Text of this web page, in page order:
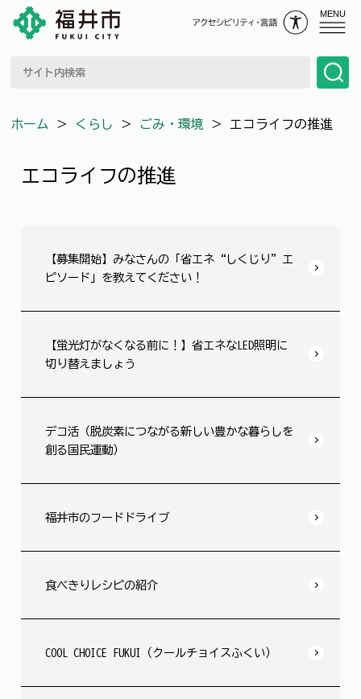
MENU
ホーム ＞ くらし ＞ ごみ・環境 ＞ エコライフの推進
エコライフの推進
【募集開始】みなさんの「省エネ“しくじり”エ
ピソード」を教えてください！
【蛍光灯がなくなる前に！】省エネなLED照明に
切り替えましょう
デコ活（脱炭素につながる新しい豊かな暮らしを
創る国民運動）
福井市のフードドライブ
食べきりレシピの紹介
COOL CHOICE FUKUI（クールチョイスふくい）